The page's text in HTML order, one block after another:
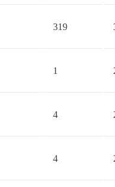
319
1
4
4